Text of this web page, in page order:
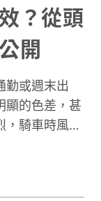
這個機車密度
多變。突然下
，都讓騎士
解析機車防
標準，以及
選購。讓你找
？從頭
開
勤或週末出
顯的色差，甚
，騎車時風吹
擇，其實這